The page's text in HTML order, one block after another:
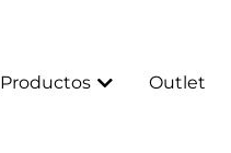
Productos Outlet